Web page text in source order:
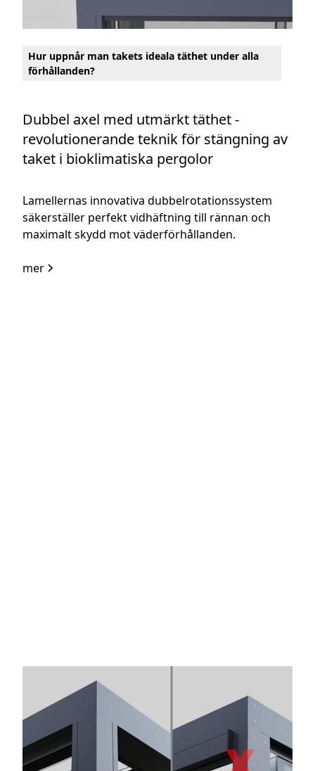
Hur uppnår man takets ideala täthet under alla
förhållanden?
Dubbel axel med utmärkt täthet -
revolutionerande teknik för stängning av
taket i bioklimatiska pergolor
Lamellernas innovativa dubbelrotationssystem
säkerställer perfekt vidhäftning till rännan och
maximalt skydd mot väderförhållanden.
mer